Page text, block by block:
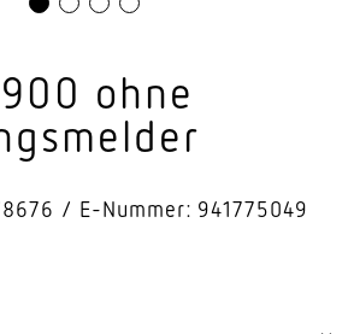
ohne
E-Nummer: 941775049